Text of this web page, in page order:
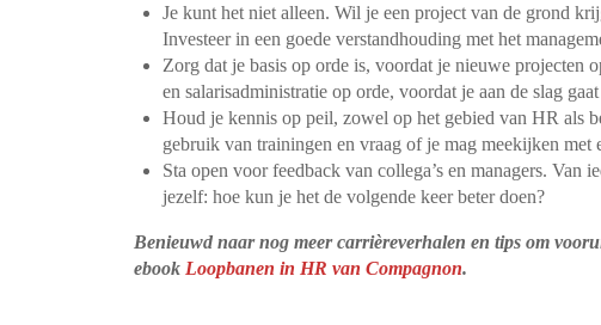
Je kunt het niet alleen. Wil je een project van de grond
Investeer in een goede verstandhouding met het
Zorg dat je basis op orde is, voordat je nieuwe projecten
en salarisadministratie op orde, voordat je aan de slag
Houd je kennis op peil, zowel op het gebied van HR als
gebruik van trainingen en vraag of je mag meekijken met
Sta open voor feedback van collega’s en managers. Van
jezelf: hoe kun je het de volgende keer beter doen?
Benieuwd naar nog meer carrièreverhalen en tips om
ebook Loopbanen in HR van Compagnon.